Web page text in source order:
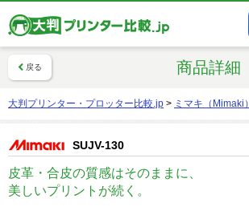
戻る 商品詳細
大判プリンター・プロッター比較.jp > ミマキ（Mimaki）
SUJV-130
皮革・合皮の質感はそのままに、
美しいプリントが続く。